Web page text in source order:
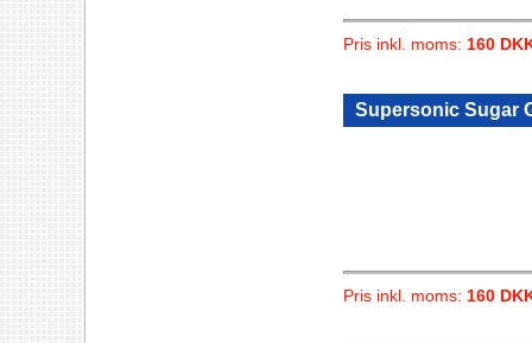
Pris inkl. moms: 160
Supersonic Sugar
Pris inkl. moms: 160